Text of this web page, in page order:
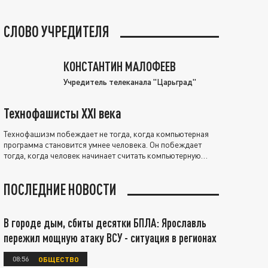
СЛОВО УЧРЕДИТЕЛЯ
КОНСТАНТИН МАЛОФЕЕВ
Учредитель телеканала "Царьград"
Технофашисты XXI века
Технофашизм побеждает не тогда, когда компьютерная
программа становится умнее человека. Он побеждает
тогда, когда человек начинает считать компьютерную
ПОСЛЕДНИЕ НОВОСТИ
В городе дым, сбиты десятки БПЛА: Ярославль
пережил мощную атаку ВСУ - ситуация в регионах
08:56 ОБЩЕСТВО